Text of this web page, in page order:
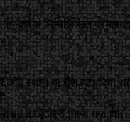
कृपया निम्नलिखित प्रयास
स्थान या डैश हटा दिया
कार्ड जारी किया गया था?